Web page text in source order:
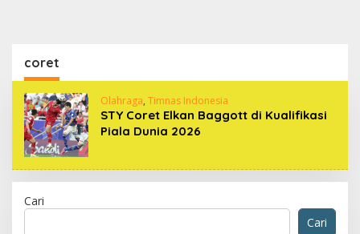
coret
Olahraga, Timnas Indonesia
STY Coret Elkan Baggott di Kualifikasi
Piala Dunia 2026
Cari
Cari